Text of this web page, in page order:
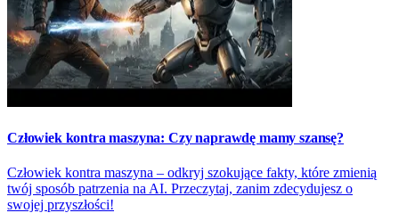
Człowiek kontra maszyna: Czy naprawdę mamy szansę?
Człowiek kontra maszyna – odkryj szokujące fakty, które zmienią
twój sposób patrzenia na AI. Przeczytaj, zanim zdecydujesz o
swojej przyszłości!